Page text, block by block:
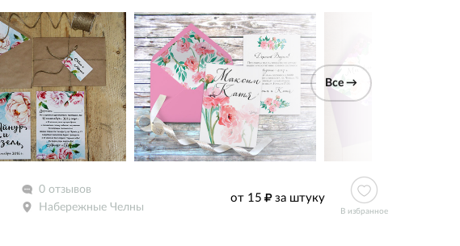
Все →
0 отзывов
Набережные Челны
от 15 за штуку
В избранное